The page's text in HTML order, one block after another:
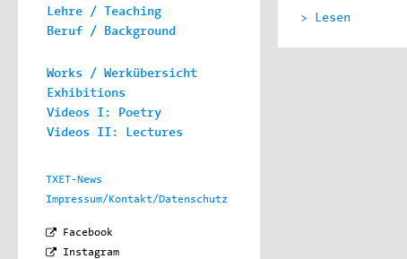
Lehre / Teaching
Beruf / Background
Works / Werkübersicht
Exhibitions
Videos I: Poetry
Videos II: Lectures
TXET-News
Impressum/Kontakt/Datenschutz
Facebook
Instagram
> Lesen